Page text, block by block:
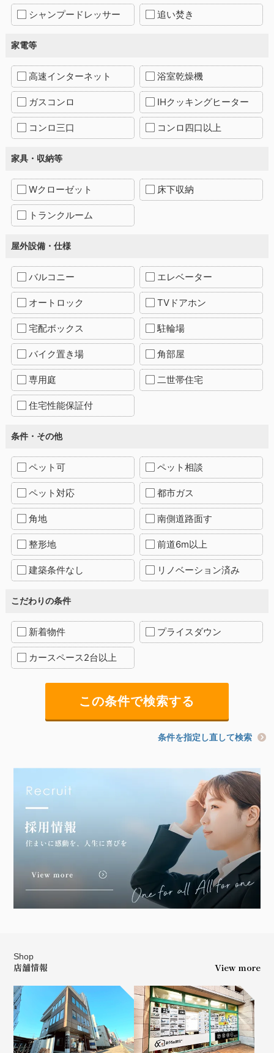
シャンプードレッサー 追い焚き
家電等
高速インターネット 浴室乾燥機
ガスコンロ IHクッキングヒーター
コンロ三口 コンロ四口以上
家具・収納等
Wクローゼット 床下収納
トランクルーム
屋外設備・仕様
バルコニー エレベーター
オートロック TVドアホン
宅配ボックス 駐輪場
バイク置き場 角部屋
専用庭 二世帯住宅
住宅性能保証付
条件・その他
ペット可 ペット相談
ペット対応 都市ガス
角地 南側道路面す
整形地 前道6m以上
建築条件なし リノベーション済み
こだわりの条件
新着物件 プライスダウン
カースペース2台以上
条件を指定し直して検索
Shop
店舗情報 View more